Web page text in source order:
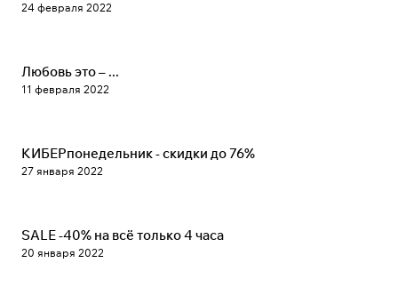
24 февраля 2022
Новости
11 февраля 2022
Любовь это – ...
Новости
27 января 2022
КИБЕРпонедельник - скидки до 76%
Новости
20 января 2022
SALE -40% на всё только 4 часа